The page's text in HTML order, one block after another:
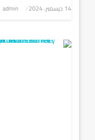
نُشر
14 ديسمبر، 2024 admin